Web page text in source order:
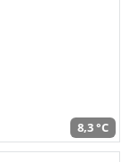
8,3 °C